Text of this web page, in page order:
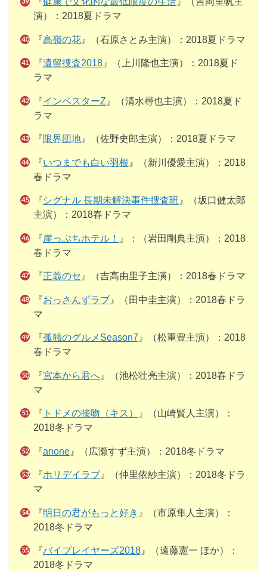
演）：2018夏ドラマ
『高嶺の花』（石原さとみ主演）：2018夏ドラマ
『遺留捜査2018』（上川隆也主演）：2018夏ド
ラマ
『インベスターZ 』（清水尋也主演）：2018夏ド
ラマ
『限界団地』（佐野史郎主演）：2018夏ドラマ
『いつまでも白い羽根 』（新川優愛主演）：2018
春ドラマ
『シグナル 長期未解決事件捜査班 』（坂口健太郎
主演）：2018春ドラマ
『崖っぷちホテル！
』：（岩田剛典主演）：2018
春ドラマ
『正義のセ 』（吉高由里子主演）：2018春ドラマ
『おっさんずラブ』（田中圭主演）：2018春ドラ
マ
『孤独のグルメSeason7 』（松重豊主演）：2018
春ドラマ
『宮本から君へ』（池松壮亮主演）：2018春ドラ
マ
『 トドメの接吻（キス）
』（山崎賢人主演）：
2018冬ドラマ
『anone』（広瀬すず主演）：2018冬ドラマ
『ホリデイラブ』（仲里依紗主演）：2018冬ドラ
マ
『明日の君がもっと好き 』（市原隼人主演）：
2018冬ドラマ
『バイプレイヤーズ2018』（遠藤憲一 ほか）：
2018冬ドラマ